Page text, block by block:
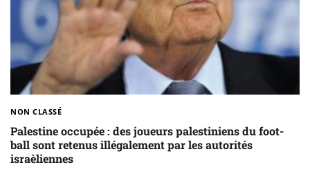
NON CLASSÉ
Palestine occupée : des joueurs palestiniens du foot-
ball sont retenus illégalement par les autorités
israèliennes